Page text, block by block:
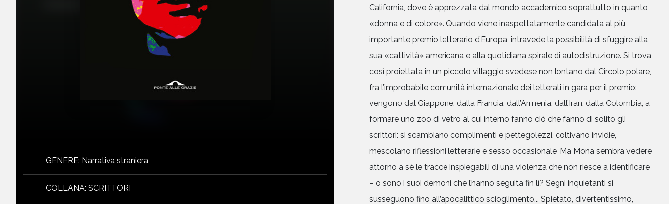
HOME
GENERE: Narrativa straniera
COLLANA: SCRITTORI
California, dove è apprezzata dal mondo accademico soprattutto in quanto
«donna e di colore». Quando viene inaspettatamente candidata al più
importante premio letterario d’Europa, intravede la possibilità di sfuggire alla
sua «cattività» americana e alla quotidiana spirale di autodistruzione. Si trova
così proiettata in un piccolo villaggio svedese non lontano dal Circolo polare,
fra l’improbabile comunità internazionale dei letterati in gara per il premio:
vengono dal Giappone, dalla Francia, dall’Armenia, dall’Iran, dalla Colombia, a
formare uno zoo di vetro al cui interno fanno ciò che fanno di solito gli
scrittori: si scambiano complimenti e pettegolezzi, coltivano invidie,
mescolano riflessioni letterarie e sesso occasionale. Ma Mona sembra vedere
attorno a sé le tracce inspiegabili di una violenza che non riesce a identificare
– o sono i suoi demoni che l’hanno seguita fin lì? Segni inquietanti si
susseguono fino all’apocalittico scioglimento... Spietato, divertentissimo,